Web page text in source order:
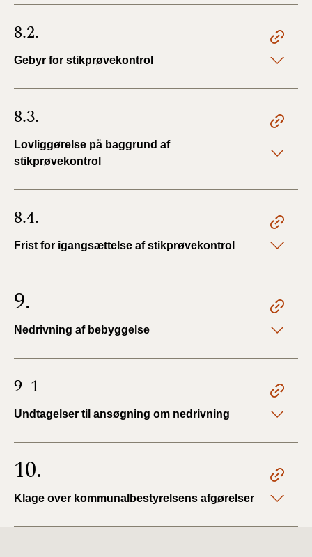
8.2.
Gebyr for stikprøvekontrol
8.3.
Lovliggørelse på baggrund af
stikprøvekontrol
8.4.
Frist for igangsættelse af stikprøvekontrol
9.
Nedrivning af bebyggelse
9_1
Undtagelser til ansøgning om nedrivning
10.
Klage over kommunalbestyrelsens afgørelser